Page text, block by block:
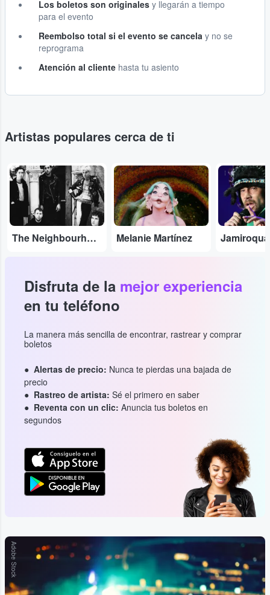
Los boletos son originales y llegarán a tiempo
para el evento
Reembolso total si el evento se cancela y no se
reprograma
Atención al cliente hasta tu asiento
Artistas populares cerca de ti
...
The Neighbourhood
...
Melanie Martínez
...
Disfruta de la mejor experiencia
en tu teléfono
La manera más sencilla de encontrar, rastrear y comprar
boletos
Alertas de precio: Nunca te pierdas una bajada de
precio
Rastreo de artista: Sé el primero en saber
Reventa con un clic: Anuncia tus boletos en
segundos
Adobe Stock